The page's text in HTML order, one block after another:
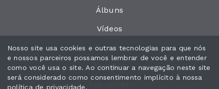
Álbuns
Vídeos
Eventos
Recados
Nosso site usa cookies e outras tecnologias para que nós
e nossos parceiros possamos lembrar de você e entender
como você usa o site. Ao continuar a navegação neste site
será considerado como consentimento implícito à nossa
política de privacidade.